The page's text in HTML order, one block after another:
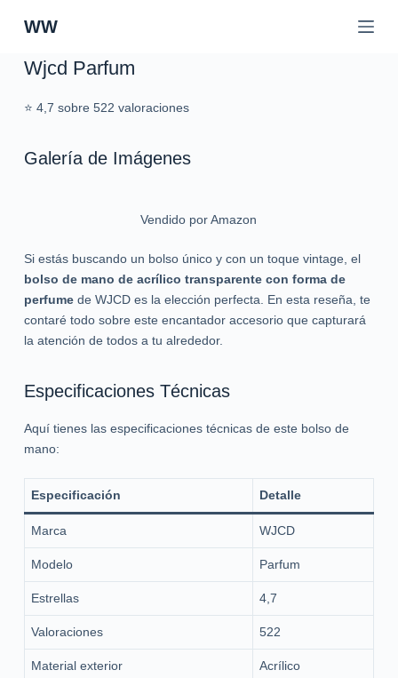
S
d
WW
Wjcd Parfum
⭐ 4,7 sobre 522 valoraciones
Galería de Imágenes
Vendido por Amazon
Si estás buscando un bolso único y con un toque vintage, el
bolso de mano de acrílico transparente con forma de
perfumede WJCD es la elección perfecta. En esta reseña, te
contaré todo sobre este encantador accesorio que capturará
la atención de todos a tu alrededor.
Especificaciones Técnicas
Aquí tienes las especificaciones técnicas de este bolso de
mano:
Especificación Detalle
Marca WJCD
Modelo Parfum
Estrellas 4,7
Valoraciones 522
Material exterior Acrílico